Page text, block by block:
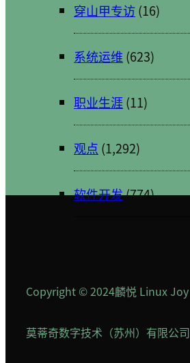
穿山甲专访(16)
系统运维 (623)
职业生涯(11)
观点 (1,292)
软件开发(774)
Copyright © 2024麟悦 Linux Joy
莫蒂奇数字技术（苏州）有限公司